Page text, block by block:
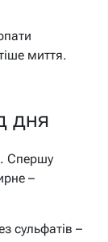
миття.
дня
Спершу
–
сульфатів –